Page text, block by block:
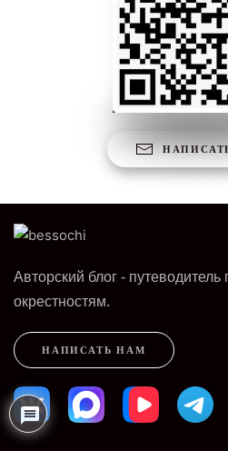
Авторский блог -
окрестностям.
НАПИСАТЬ НАМ